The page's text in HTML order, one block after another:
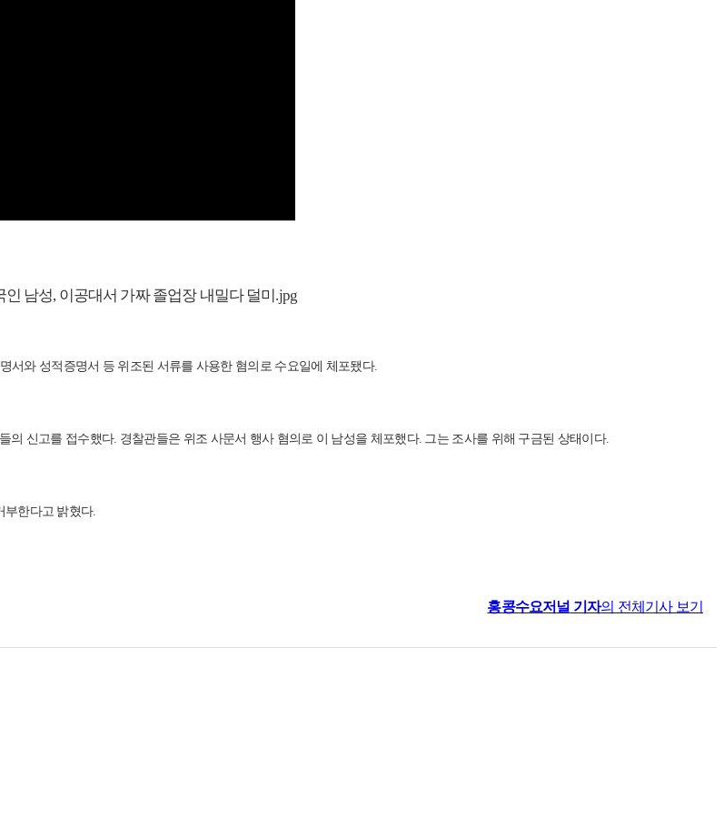
서와 성적증명서 등 위조된 서류를 사용한 혐의로 수요일에 체포됐다.
신고를 접수했다. 경찰관들은 위조 사문서 행사 혐의로 이 남성을 체포했다. 그는 조사를 위해 구금된 상태이다.
부한다고 밝혔다.
홍콩수요저널 기자의 전체기사 보기